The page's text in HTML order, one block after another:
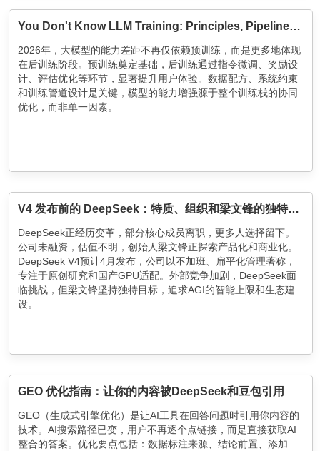
You Don't Know LLM Training: Principles, Pipelines, and New Practices
2026年，大模型的能力差距不再仅依赖预训练，而是更多地体现
在后训练阶段。预训练奠定基础，后训练通过指令微调、奖励设
计、评估优化等环节，显著提升用户体验。数据配方、系统约束
和训练管道设计是关键，模型的能力增强源于整个训练栈的协同
优化，而非单一因素。
V4 发布前的 DeepSeek：特质、组织和梁文锋的独特目标
DeepSeek正经历变革，部分核心成员离职，更多人选择留下。
公司未融资，估值不明，创始人梁文锋正探索产品化和商业化。
DeepSeek V4预计4月发布，公司以不加班、扁平化管理著称，
专注于原创研究和国产GPU适配。外部竞争加剧，DeepSeek面
临挑战，但梁文锋坚持独特目标，追求AGI的智能上限和生态建
设。
GEO 优化指南：让你的内容被DeepSeek和豆包引用
GEO（生成式引擎优化）是让AI工具在回答问题时引用你内容的
技术。AI搜索路径已变，用户不再逐个点链接，而是直接获取AI
整合的答案。优化要点包括：数据标注来源、结论前置、添加